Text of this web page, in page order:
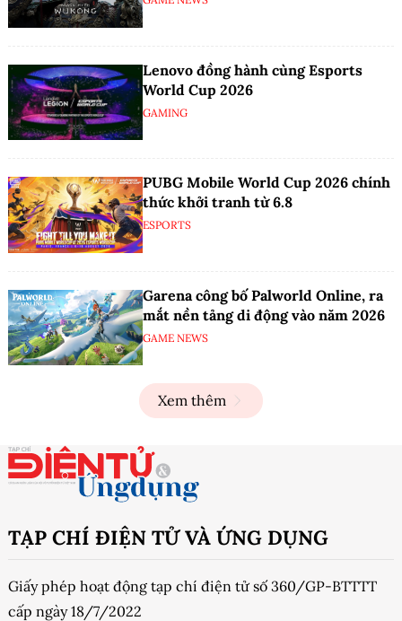
Lenovo đồng hành cùng Esports
World Cup 2026
GAMING
PUBG Mobile World Cup 2026 chính
thức khởi tranh từ 6.8
ESPORTS
Garena công bố Palworld Online, ra
mắt nền tảng di động vào năm 2026
GAME NEWS
Xem thêm
TẠP CHÍ ĐIỆN TỬ VÀ ỨNG DỤNG
Giấy phép hoạt động tạp chí điện tử số 360/GP-BTTTT
cấp ngày 18/7/2022